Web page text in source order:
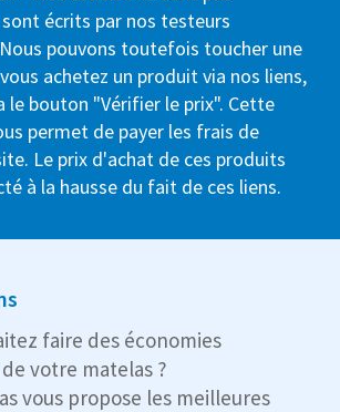
écrits par nos testeurs
pouvons toutefois toucher une
achetez un produit via nos liens,
le bouton "Vérifier le prix". Cette
permet de payer les frais de
Le prix d'achat de ces produits
à la hausse du fait de ces liens.
faire des économies
votre matelas ?
vous propose les meilleures